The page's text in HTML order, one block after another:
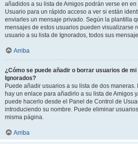
añadidos a su lista de Amigos podrán verse en
Usuario para un rápido acceso a ver si están
enviarles un mensaje privado. Según la plantilla
mensajes de estos usuarios pueden visualizarse
usuario a su lista de Ignorados, todos sus
Arriba
¿Cómo se puede añadir o borrar usuarios de
Ignorados?
Puede añadir usuarios a su lista de dos
hay un enlace para añadirlo a su lista de Amigos
puede hacerlo desde el Panel de Control de
introduciendo su nombre. Puede eliminar
misma página.
Arriba